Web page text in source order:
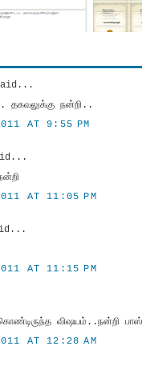
தகவலுக்கு நன்றி..
AT 9:55 PM
AT 11:05 PM
AT 11:15 PM
விஷயம்..நன்றி
AT 12:28 AM